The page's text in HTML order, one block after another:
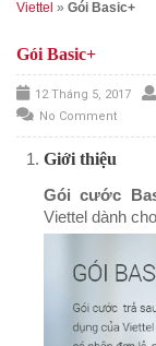
Viettel » Gói Basic+
Gói Basic+
12 Tháng 5, 2017
No Comment
Giới thiệu
Gói cước
Viettel dành